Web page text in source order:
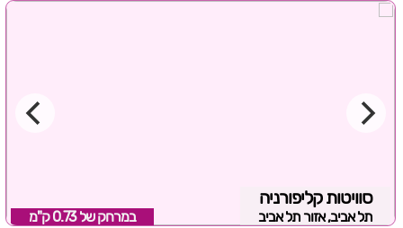
סוויטות קליפורניה
תל אביב, אזור תל אביב במרחק של 0.73 ק"מ